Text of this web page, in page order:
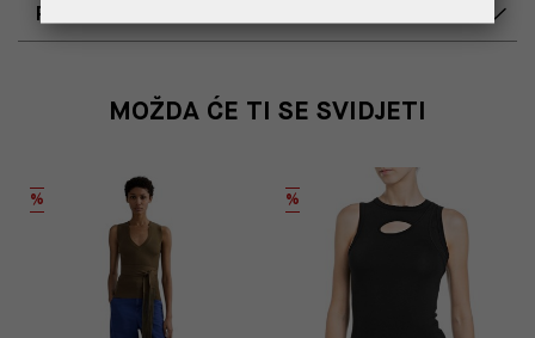
POVRAT I ZAMJENA
MOŽDA ĆE TI SE SVIDJETI
% %